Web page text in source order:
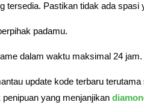
tersedia. Pastikan tidak ada spasi
padamu.
dalam waktu maksimal 24 jam.
update kode terbaru terutama
yang menjanjikan